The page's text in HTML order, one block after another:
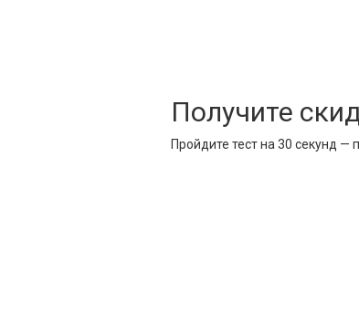
Получите
Пройдите тест на 30 секунд